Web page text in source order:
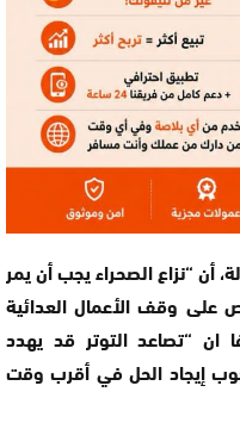
أن “نزاع الصحراء يجب أن يمر
على وقف الأعمال العدائية
ان “تصاعد التوتر قد يهدد
إيجاد الحل في أقرب وقت